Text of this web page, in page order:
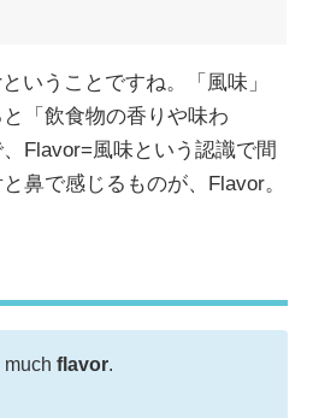
いうことですね。「風味」
「飲食物の香りや味わ
Flavor=風味という認識で間
鼻で感じるものが、Flavor。
much flavor.